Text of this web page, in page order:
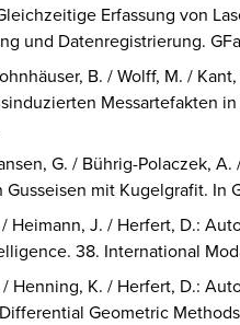
Erfassung von
und Datenregistrierung.
B. / Wolff, M. /
Messartefakten
G. / Bührig-Polaczek,
Gusseisen mit Kugelgrafit. In
Heimann, J. / Herfert, D.:
38. International
Henning, K. / Herfert, D.:
Geometric